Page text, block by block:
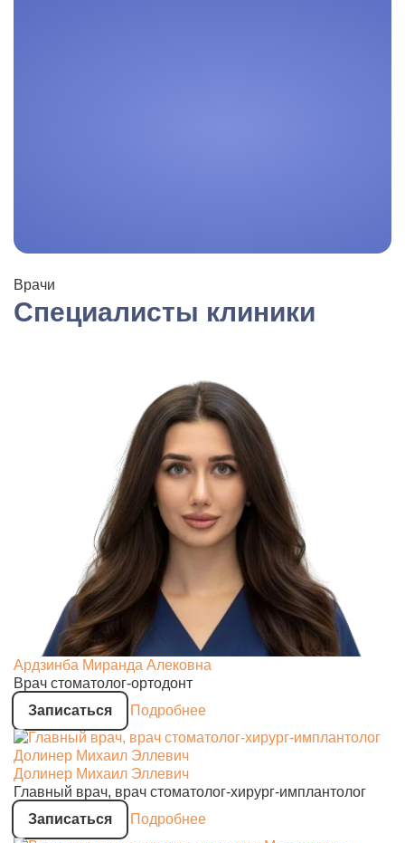
Врачи
Специалисты клиники
Ардзинба Миранда Алековна
Врач стоматолог-ортодонт
Записаться
Подробнее
Долинер Михаил Эллевич
Главный врач, врач стоматолог-хирург-имплантолог
Записаться
Подробнее